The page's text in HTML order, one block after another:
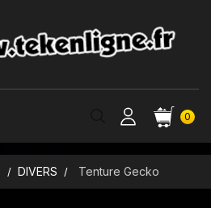
0
DIVERS Tenture Gecko